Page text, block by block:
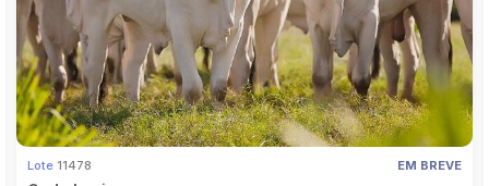
Pesquisar
Lote 11478 EM BREVE